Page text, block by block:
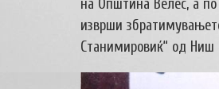
на Општина Велес, а
изврши
Станимировиќ“ од Ниш